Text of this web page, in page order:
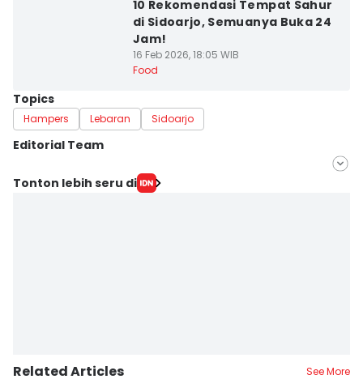
10 Rekomendasi Tempat Sahur
di Sidoarjo, Semuanya Buka 24
Jam!
16 Feb 2026, 18:05 WIB
Food
Topics
Hampers Lebaran Sidoarjo
Editorial Team
Editor
Tonton lebih seru di
Related Articles See More